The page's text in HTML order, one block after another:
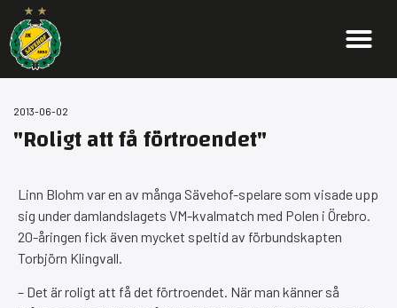
2013-06-02
"Roligt att få förtroendet"
Linn Blohm var en av många Sävehof-spelare som visade upp
sig under damlandslagets VM-kvalmatch med Polen i Örebro.
20-åringen fick även mycket speltid av förbundskapten
Torbjörn Klingvall.
– Det är roligt att få det förtroendet. När man känner så